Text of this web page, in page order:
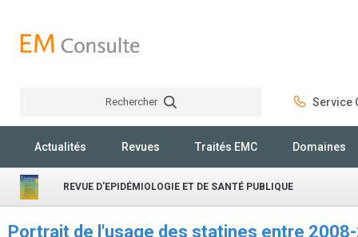
Rechercher Service
Actualités Revues Traités EMC Domaines
REVUE D'EPIDÉMIOLOGIE ET DE SANTÉ PUBLIQUE
Portrait de l'usage des statines entre